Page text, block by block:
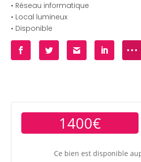
• Réseau informatique
• Local lumineux
• Disponible
1400€
Ce bien est disponible